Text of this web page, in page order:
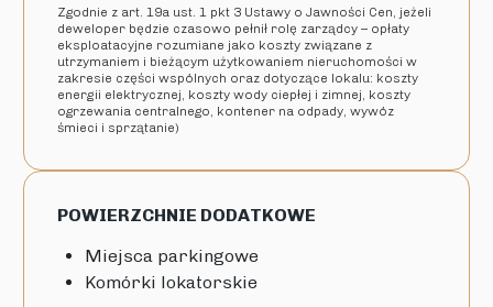
Zgodnie z art. 19a ust. 1 pkt 3 Ustawy o Jawności Cen, jeżeli
deweloper będzie czasowo pełnił rolę zarządcy – opłaty
eksploatacyjne rozumiane jako koszty związane z
utrzymaniem i bieżącym użytkowaniem nieruchomości w
zakresie części wspólnych oraz dotyczące lokalu: koszty
energii elektrycznej, koszty wody ciepłej i zimnej, koszty
ogrzewania centralnego, kontener na odpady, wywóz
śmieci i sprzątanie)
POWIERZCHNIE DODATKOWE
Miejsca parkingowe
Komórki lokatorskie